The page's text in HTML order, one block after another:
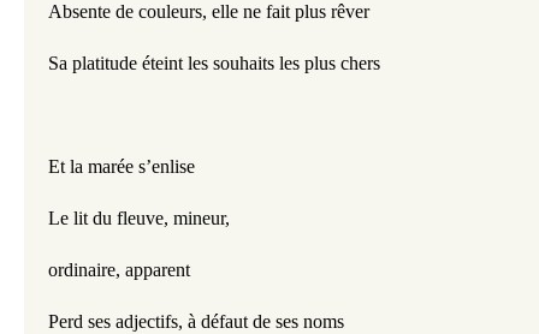
Absente de couleurs, elle ne fait plus rêver
Sa platitude éteint les souhaits les plus chers
Et la marée s’enlise
Le lit du fleuve, mineur,
ordinaire, apparent
Perd ses adjectifs, à défaut de ses noms